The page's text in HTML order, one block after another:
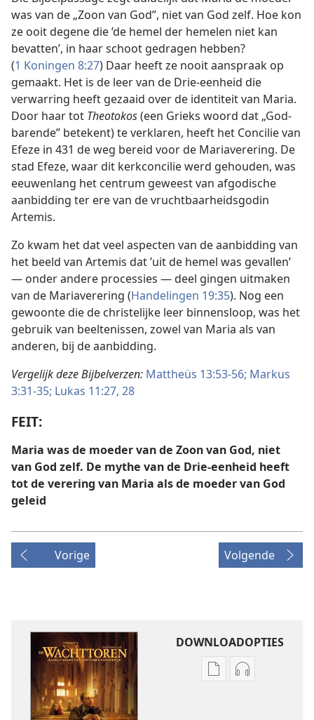
was van de „Zoon van God”, niet van God zelf. Hoe kon
ze ooit degene die ’de hemel der hemelen niet kan
bevatten’, in haar schoot gedragen hebben?
(1 Koningen 8:27) Daar heeft ze nooit aanspraak op
gemaakt. Het is de leer van de Drie-eenheid die
verwarring heeft gezaaid over de identiteit van Maria.
Door haar tot Theotokos(een Grieks woord dat „God-
barende” betekent) te verklaren, heeft het Concilie van
Efeze in 431 de weg bereid voor de Mariaverering. De
stad Efeze, waar dit kerkconcilie werd gehouden, was
eeuwenlang het centrum geweest van afgodische
aanbidding ter ere van de vruchtbaarheidsgodin
Artemis.
Zo kwam het dat veel aspecten van de aanbidding van
het beeld van Artemis dat ’uit de hemel was gevallen’
— onder andere processies — deel gingen uitmaken
van de Mariaverering (Handelingen 19:35). Nog een
gewoonte die de christelijke leer binnensloop, was het
gebruik van beeltenissen, zowel van Maria als van
anderen, bij de aanbidding.
Vergelijk deze Bijbelverzen: Mattheüs 13:53-56; Markus
3:31-35; Lukas 11:27, 28
FEIT:
Maria was de moeder van de Zoon van God, niet
van God zelf. De mythe van de Drie-eenheid heeft
tot de verering van Maria als de moeder van God
geleid
Vorige Volgende
DOWNLOADOPTIES
Downloadopties